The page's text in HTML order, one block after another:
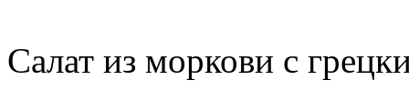
Салат из моркови с